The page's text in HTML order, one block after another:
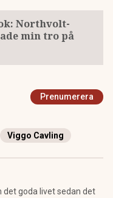
Northvolt-
min tro på
Prenumerera
Viggo Cavling
det goda livet sedan det